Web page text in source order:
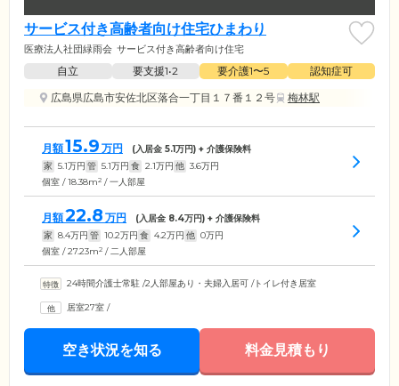
サービス付き高齢者向け住宅ひまわり
医療法人社団緑雨会 サービス付き高齢者向け住宅
自立 要支援1•2 要介護1〜5
認知症可
広島県広島市安佐北区落合一丁目１７番１２号
梅林駅
月額15.9 万円 (入居金 5.1万円) + 介護保険料
家 5.1万円 管 5.1万円 食 2.1万円 他 3.6万円
個室 / 18.38m2 / 一人部屋
月額22.8 万円 (入居金 8.4万円) + 介護保険料
家 8.4万円 管 10.2万円 食 4.2万円 他 0万円
個室 / 27.23m2 / 二人部屋
24時間介護士常駐 /2人部屋あり・夫婦入居可 /トイレ付き居室
居室27室 /
空き状況を知る 料金見積もり